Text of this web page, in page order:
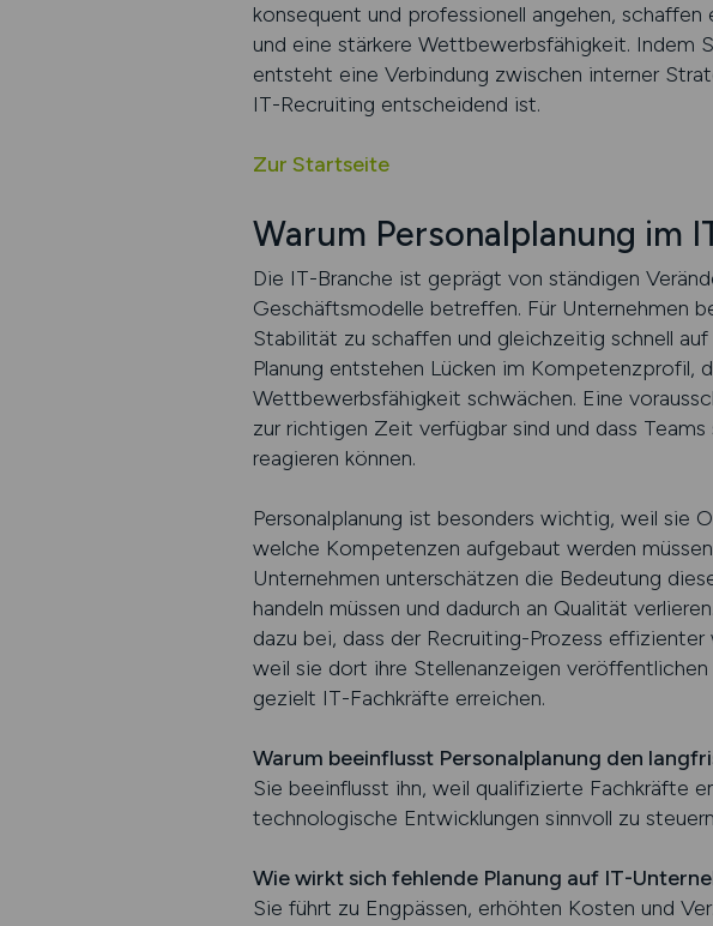
konsequent und professionell angehen,
und eine stärkere Wettbewerbsfähigkeit. Indem
entsteht eine Verbindung zwischen interner
IT-Recruiting entscheidend ist.
Zur Startseite
Warum Personalplanung im
Die IT-Branche ist geprägt von ständigen
Geschäftsmodelle betreffen. Für Unternehmen
Stabilität zu schaffen und gleichzeitig schnell
Planung entstehen Lücken im Kompetenzprofil,
Wettbewerbsfähigkeit schwächen. Eine
zur richtigen Zeit verfügbar sind und dass
reagieren können.
Personalplanung ist besonders wichtig, weil sie
welche Kompetenzen aufgebaut werden
Unternehmen unterschätzen die Bedeutung
handeln müssen und dadurch an Qualität
dazu bei, dass der Recruiting-Prozess
weil sie dort ihre Stellenanzeigen
gezielt IT-Fachkräfte erreichen.
Warum beeinflusst Personalplanung den
Sie beeinflusst ihn, weil qualifizierte Fachkräfte
technologische Entwicklungen sinnvoll zu
Wie wirkt sich fehlende Planung auf IT-
Sie führt zu Engpässen, erhöhten Kosten und